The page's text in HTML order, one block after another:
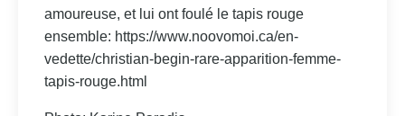
amoureuse, et lui ont foulé le tapis rouge
ensemble: https://www.noovomoi.ca/en-
vedette/christian-begin-rare-apparition-femme-
tapis-rouge.html